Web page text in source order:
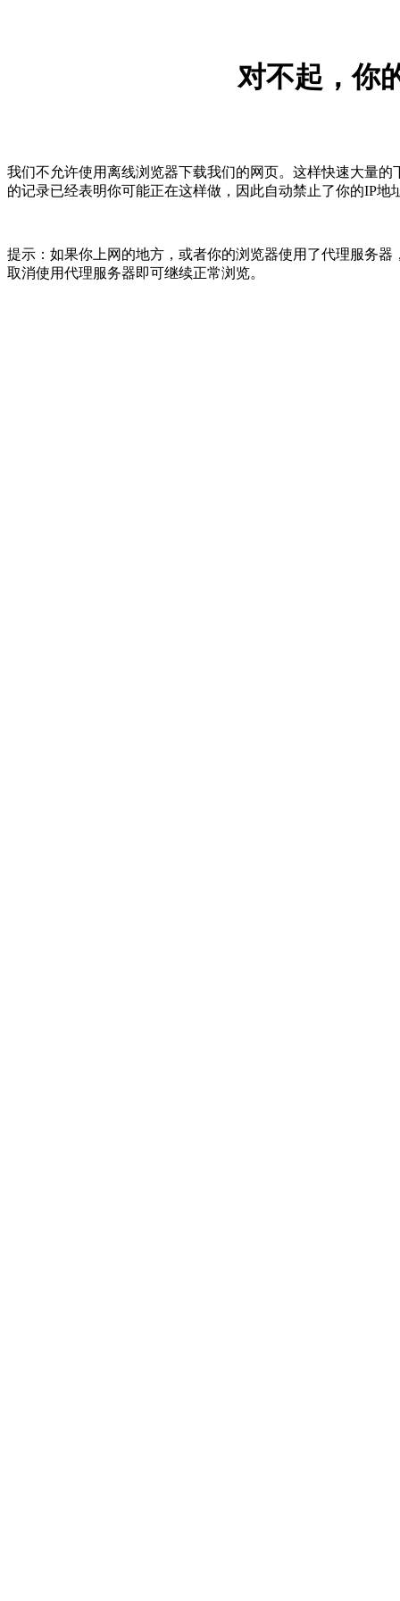
对不起，你
我们不允许使用离线浏览器下载我们的网页。这样快速大量
的记录已经表明你可能正在这样做，因此自动禁止了你的IP
提示：如果你上网的地方，或者你的浏览器使用了代理服务
取消使用代理服务器即可继续正常浏览。